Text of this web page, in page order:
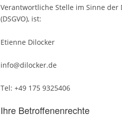
Verantwortliche Stelle im Sinne
(DSGVO), ist:
Etienne Dilocker
info@dilocker.de
Tel: +49 175 9325406
Ihre Betroffenenrechte